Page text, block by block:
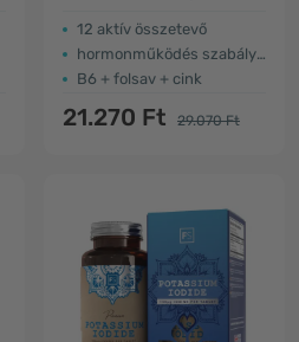
12 aktív összetevő
hormonműködés szabályozása
B6 + folsav + cink
21.270 Ft 29.070 Ft